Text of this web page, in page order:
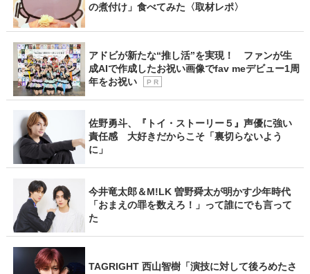
の煮付け」食べてみた〈取材レポ〉
アドビが新たな“推し活”を実現！ ファンが生
成AIで作成したお祝い画像でfav meデビュー1周
年をお祝い
P R
佐野勇斗、『トイ・ストーリー５』声優に強い
責任感 大好きだからこそ「裏切らないよう
に」
今井竜太郎＆M!LK 曽野舜太が明かす少年時代
「おまえの罪を数えろ！」って誰にでも言って
た
TAGRIGHT 西山智樹「演技に対して後ろめたさ